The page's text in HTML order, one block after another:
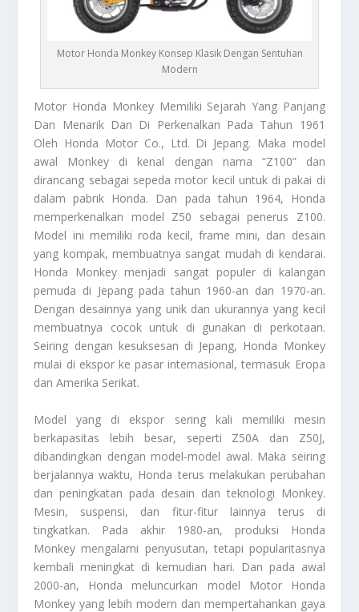
Motor Honda Monkey Konsep Klasik Dengan Sentuhan
Modern
Motor Honda MonkeyMemiliki Sejarah Yang Panjang
Dan Menarik Dan Di Perkenalkan Pada Tahun 1961
Oleh Honda Motor Co., Ltd. Di Jepang. Maka model
awal Monkey di kenal dengan nama “Z100” dan
dirancang sebagai sepeda motor kecil untuk di pakai di
dalam pabrik Honda. Dan pada tahun 1964, Honda
memperkenalkan model Z50 sebagai penerus Z100.
Model ini memiliki roda kecil, frame mini, dan desain
yang kompak, membuatnya sangat mudah di kendarai.
Honda Monkey menjadi sangat populer di kalangan
pemuda di Jepang pada tahun 1960-an dan 1970-an.
Dengan desainnya yang unik dan ukurannya yang kecil
membuatnya cocok untuk di gunakan di perkotaan.
Seiring dengan kesuksesan di Jepang, Honda Monkey
mulai di ekspor ke pasar internasional, termasuk Eropa
dan Amerika Serikat.
Model yang di ekspor sering kali memiliki mesin
berkapasitas lebih besar, seperti Z50A dan Z50J,
dibandingkan dengan model-model awal. Maka seiring
berjalannya waktu, Honda terus melakukan perubahan
dan peningkatan pada desain dan teknologi Monkey.
Mesin, suspensi, dan fitur-fitur lainnya terus di
tingkatkan. Pada akhir 1980-an, produksi Honda
Monkey mengalami penyusutan, tetapi popularitasnya
kembali meningkat di kemudian hari. Dan pada awal
2000-an, Honda meluncurkan model
Motor Honda
Monkey yang lebih modern dan mempertahankan gaya